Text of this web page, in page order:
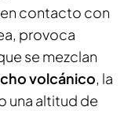
contacto con
provoca
se mezclan
volcánico, la
una altitud de